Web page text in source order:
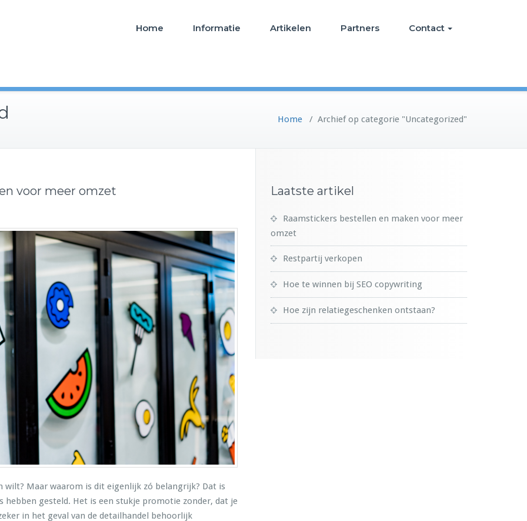
Home Informatie Artikelen Partners Contact
Home / Archief op categorie "Uncategorized"
voor meer omzet
wilt? Maar waarom is dit eigenlijk zó belangrijk? Dat is
hebben gesteld. Het is een stukje promotie zonder, dat je
in het geval van de detailhandel behoorlijk
Laatste artikel
Raamstickers bestellen en maken voor meer
omzet
Restpartij verkopen
Hoe te winnen bij SEO copywriting
Hoe zijn relatiegeschenken ontstaan?